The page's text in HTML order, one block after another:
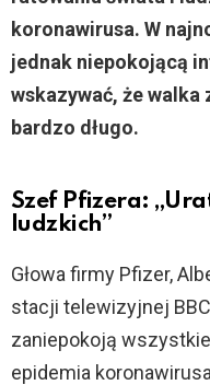
koronawirusa. W
jednak niepokojącą
wskazywać, że
bardzo długo.
Szef Pfizera:
ludzkich”
Głowa firmy Pfizer,
stacji telewizyjnej
zaniepokoją
epidemia